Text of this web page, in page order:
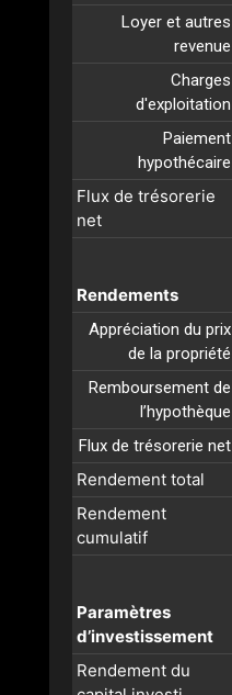
Loyer et autres
revenue
Charges
d'exploitation
Paiement
hypothécaire
Flux de trésorerie
net
Rendements
Appréciation du prix
de la propriété
Remboursement de
l’hypothèque
Flux de trésorerie net
Rendement total
Rendement
cumulatif
Paramètres
d’investissement
Rendement du